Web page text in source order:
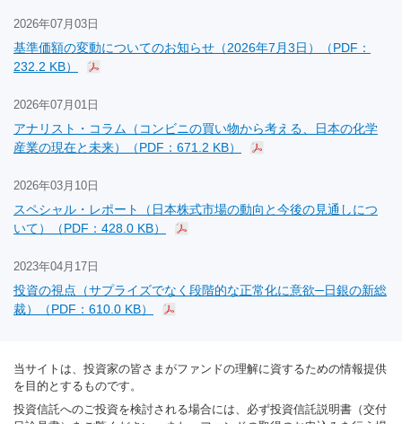
2026年07月03日
基準価額の変動についてのお知らせ（2026年7月3日）（PDF：
232.2 KB）
2026年07月01日
アナリスト・コラム（コンビニの買い物から考える、日本の化学
産業の現在と未来）（PDF：671.2 KB）
2026年03月10日
スペシャル・レポート（日本株式市場の動向と今後の見通しにつ
いて）（PDF：428.0 KB）
2023年04月17日
投資の視点（サプライズでなく段階的な正常化に意欲─日銀の新総
裁）（PDF：610.0 KB）
当サイトは、投資家の皆さまがファンドの理解に資するための情報提供
を目的とするものです。
投資信託へのご投資を検討される場合には、必ず投資信託説明書（交付